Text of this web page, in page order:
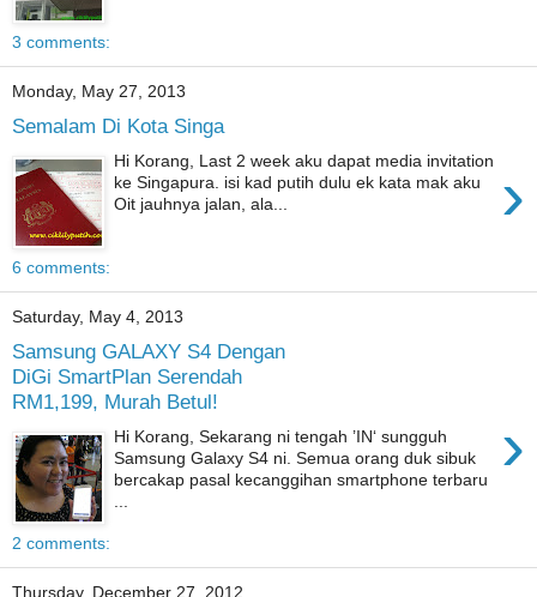
3 comments:
Monday, May 27, 2013
Semalam Di Kota Singa
›
Hi Korang, Last 2 week aku dapat media invitation
ke Singapura. isi kad putih dulu ek kata mak aku
Oit jauhnya jalan, ala...
6 comments:
Saturday, May 4, 2013
Samsung GALAXY S4 Dengan
DiGi SmartPlan Serendah
RM1,199, Murah Betul!
›
Hi Korang, Sekarang ni tengah ’IN‘ sungguh
Samsung Galaxy S4 ni. Semua orang duk sibuk
bercakap pasal kecanggihan smartphone terbaru
2 comments:
Thursday, December 27, 2012